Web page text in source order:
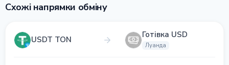
Схожі напрямки обміну
USDT TON Готівка USD
Луанда